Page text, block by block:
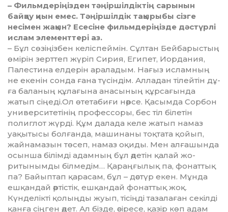
– Фильмдеріңізден тәңіршіл­дік­тің сарынын
байқау қиын емес. Тәңір­шілдік тақырыбы сізге
несімен жа­қын? Есесіне фильмдеріңізде дәс­түрлі
ислам элементтері аз.
– Бұл сөзіңізбен келіспей­мін. Сұлтан Бейбарыстың
өмірін зерт­теп жүріп Сирия, Египет, Иорда­ния,
Палестина елдерін араладым. На­ғыз исламның
не екенін сонда ға­на түсіндім. Алладан тілейтін дұ­
ға баланың құлағына анасының құр­сағында
жатып сіңеді.Ол өте­та­биғи нәрсе. Қасымда Сорбон
уни­верситетінің профессоры, бес тіл білетін
полиглот жүрді. Құм да­­лада келе жатып намаз
уақытысы бол­ғанда, машинаны тоқтата қо­йып,
жайнамазын төсеп, намаз оқи­ды. Мен алғашында
осынша бі­лім­ді адамның бұл әдетін қалай жо­
ритынымды білмедім… Қараң­ғылық па, фонаттық
па? Байыптап қарасам, бұл – дәстүр екен. Мұнда
еш­қандай әртістік, ешқандай фо­наттық жоқ.
Күнделікті қолыңды жуып, тісіңді тазалаған секілді
қан­ға сіңген әдет. Ал бізде, әсіресе, қа­зір көп адам